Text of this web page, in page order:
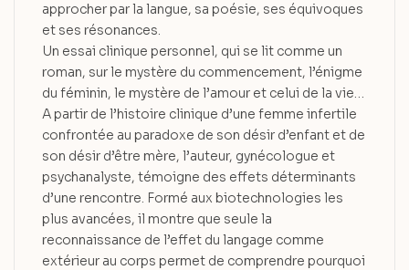
approcher par la langue, sa poésie, ses équivoques
et ses résonances.
Un essai clinique personnel, qui se lit comme un
roman, sur le mystère du commencement, l’énigme
du féminin, le mystère de l’amour et celui de la vie…
A partir de l’histoire clinique d’une femme infertile
confrontée au paradoxe de son désir d’enfant et de
son désir d’être mère, l’auteur, gynécologue et
psychanalyste, témoigne des effets déterminants
d’une rencontre. Formé aux biotechnologies les
plus avancées, il montre que seule la
reconnaissance de l’effet du langage comme
extérieur au corps permet de comprendre pourquoi